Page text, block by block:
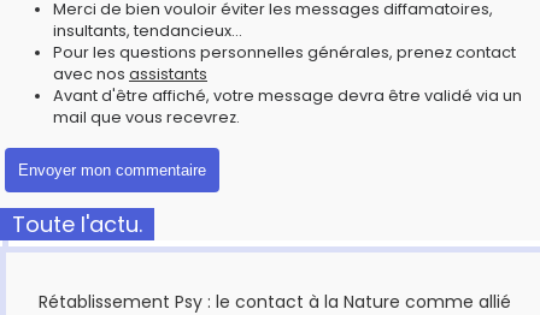
Merci de bien vouloir éviter les messages diffamatoires,
insultants, tendancieux...
Pour les questions personnelles générales, prenez contact
avec nos assistants
Avant d'être affiché, votre message devra être validé via un
mail que vous recevrez.
Toute l'actu.
Rétablissement Psy : le contact à la Nature comme allié